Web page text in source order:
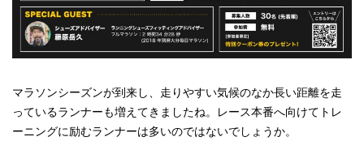
マラソンシーズンが到来し、走りやすい気候のなか長い距離を走
っているランナーも増えてきましたね。レース本番へ向けてトレ
ーニングに励むランナーは多いのではないでしょうか。